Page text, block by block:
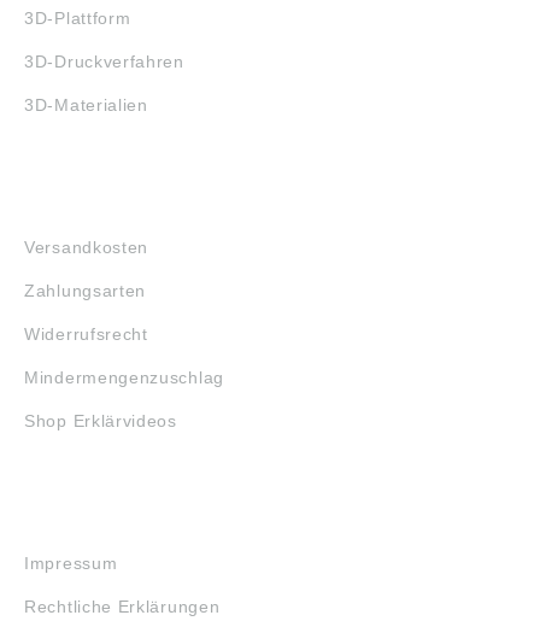
3D-Plattform
3D-Druckverfahren
3D-Materialien
Versandkosten
Zahlungsarten
Widerrufsrecht
Mindermengenzuschlag
Shop Erklärvideos
Impressum
Rechtliche Erklärungen